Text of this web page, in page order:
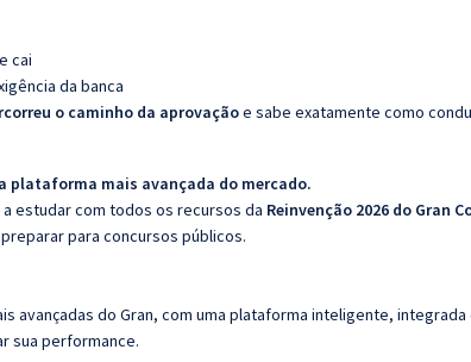
cai
da banca
o caminho da aprovaçãoe sabe exatamente como
plataforma mais avançada do mercado.
estudar com todos os recursos da Reinvenção 2026 do Gran
para concursos públicos.
avançadas do Gran, com uma plataforma inteligente, integrada
sua performance.